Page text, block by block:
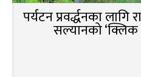
पर्यटन प्रवर्द्धनका लागि
सल्यानको